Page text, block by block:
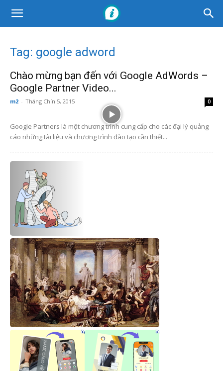
Tag: google adword
Chào mừng bạn đến với Google AdWords –
Google Partner Video...
m2 - Tháng Chín 5, 2015 0
Google Partners là một chương trình cung cấp cho các đại lý quảng
cáo những tài liệu và chương trình đào tạo cần thiết...